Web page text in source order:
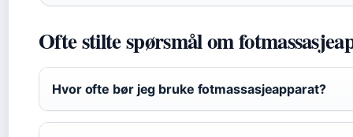
Ofte stilte spørsmål om
Hvor ofte bør jeg bruke fotmassasjeapparat?